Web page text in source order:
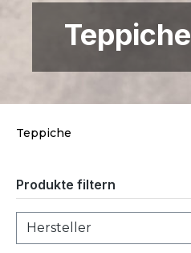
Teppiche
Teppiche
Produkte filtern
Hersteller